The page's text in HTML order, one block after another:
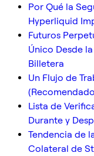
Por Qué la
Hyperliquid
Futuros
Único Desde
Billetera
Un Flujo de
Lista de
Durante y
Tendencia de
Colateral de